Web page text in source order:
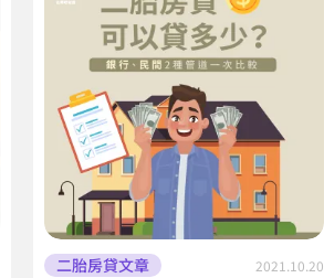
二胎房貸文章 2021.10.20